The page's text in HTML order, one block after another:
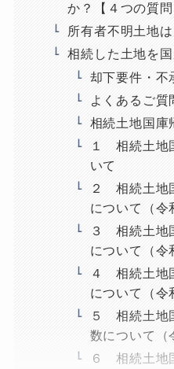
か？【４つの質問
所有者不明土地
相続した土地を
却下要件・不
よくあるご質
相続土地国庫
１ 相続土地
いて
２ 相続土地
について（令
３ 相続土地
について（令
４ 相続土地
について（令
５ 相続土地
数について（
６ 相続土地